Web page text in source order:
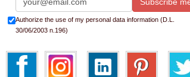
Authorize the use of my personal data information (D.L.
30/06/2003 n.196)